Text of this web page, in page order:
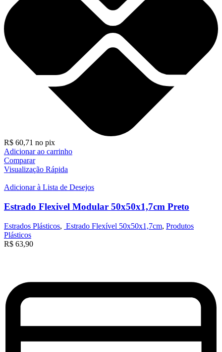
R$ 60,71 no pix
Adicionar ao carrinho
Comparar
Visualização Rápida
Adicionar à Lista de Desejos
Estrado Flexivel Modular 50x50x1,7cm Preto
Estrados Plásticos, Estrado Flexível 50x50x1,7cm, Produtos
Plásticos
R$ 63,90